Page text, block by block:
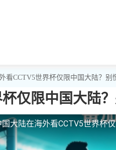
看CCTV5世界杯仅限中国大陆？
仅限中国大陆
国大陆在海外看CCTV5世界杯